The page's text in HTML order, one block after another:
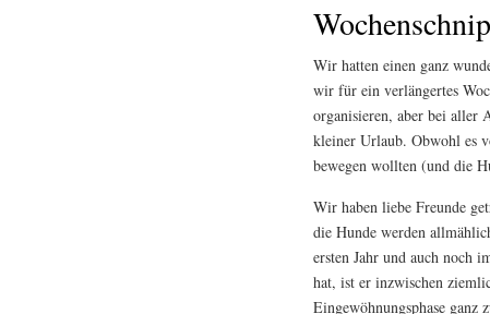
Wir hatten einen ganz
wir für ein verlängertes
organisieren, aber bei aller
kleiner Urlaub. Obwohl es
bewegen wollten (und die
Wir haben liebe Freunde
die Hunde werden
ersten Jahr und auch noch
hat, ist er inzwischen
Eingewöhnungsphase ganz